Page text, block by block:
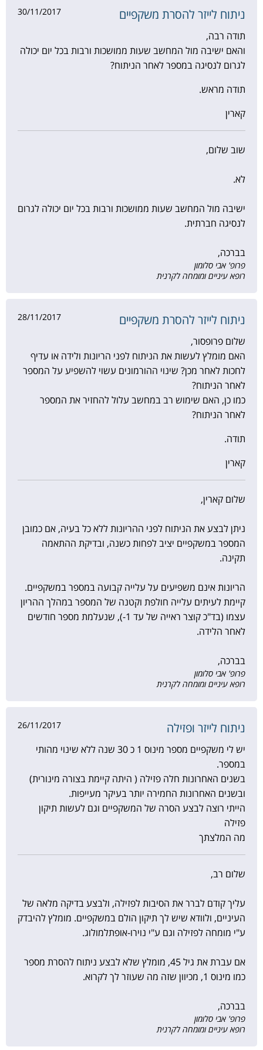
ניתוח לייזר להסרת משקפיים 30/11/2017
תודה רבה,
והאם ישיבה מול המחשב שעות ממושכות ורבות בכל יום יכולה
לגרום לנסיגה במספר לאחר הניתוח?
תודה מראש.
קארין
שוב שלום,
לא.
ישיבה מול המחשב שעות ממושכות ורבות בכל יום יכולה לגרום
לנסיגה חברתית.
בברכה,
פרופ' אבי סלומון
רופא עיניים ומומחה לקרנית
ניתוח לייזר להסרת משקפיים 28/11/2017
שלום פרופסור,
האם מומלץ לעשות את הניתוח לפני הריונות ולידה או עדיף
לחכות לאחר מכן? שינוי ההורמונים עשוי להשפיע על המספר
לאחר הניתוח?
כמו כן, האם שימוש רב במחשב עלול להחזיר את המספר
לאחר הניתוח?
תודה.
קארין
שלום קארין,
ניתן לבצע את הניתוח לפני ההריונות ללא כל בעיה, אם כמובן
המספר במשקפיים יציב לפחות כשנה, ובדיקת ההתאמה
תקינה.
הריונות אינם משפיעים על עלייה קבועה במספר במשקפיים.
קיימת לעיתים עלייה חולפת וקטנה של המספר במהלך ההריון
עצמו (בד"כ קוצר ראייה של עד 1-), שנעלמת מספר חודשים
לאחר הלידה.
בברכה,
פרופ' אבי סלומון
רופא עיניים ומומחה לקרנית
ניתוח לייזר ופזילה 26/11/2017
יש לי משקפיים מספר מינוס 1 כ 30 שנה ללא שינוי מהותי
במספר.
בשנים האחרונות חלה פזילה ( היתה קיימת בצורה מינורית)
ובשנים האחרונות החמירה יותר בעיקר מעייפות.
הייתי רוצה לבצע הסרה של המשקפיים וגם לעשות תיקון
פזילה
מה המלצתך
שלום רב,
עליך קודם לברר את הסיבות לפזילה, ולבצע בדיקה מלאה של
העיניים, ולוודא שיש לך תיקון הולם במשקפיים. מומלץ להיבדק
ע"י מומחה לפזילה וגם ע"י נוירו-אופתלמולוג.
אם עברת את גיל 45, מומלץ שלא לבצע ניתוח להסרת מספר
כמו מינוס 1, מכיוון שזה מה שעוזר לך לקרוא.
בברכה,
פרופ' אבי סלומון
רופא עיניים ומומחה לקרנית